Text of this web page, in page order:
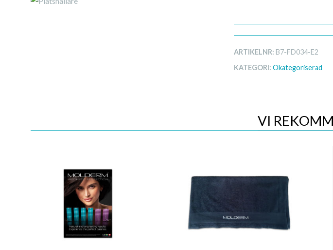
ARTIKELNR: B7-FD034-E2
KATEGORI: Okategoriserad
VI
Quick View Quick View